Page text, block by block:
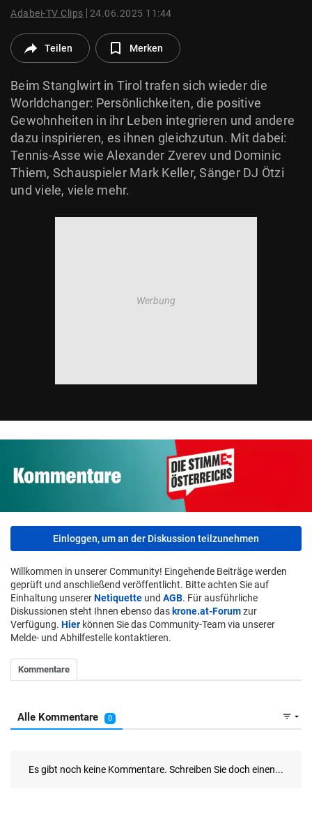
© Krone Multimedia GmbH & Co KG 2026
Adabei-TV Clips 24.06.2025 11:44
Teilen Merken
Beim Stanglwirt in Tirol trafen sich wieder die
Worldchanger: Persönlichkeiten, die positive
Gewohnheiten in ihr Leben integrieren und andere
dazu inspirieren, es ihnen gleichzutun. Mit dabei:
Tennis-Asse wie Alexander Zverev und Dominic
Thiem, Schauspieler Mark Keller, Sänger DJ Ötzi
und viele, viele mehr.
Einloggen, um an der Diskussion teilzunehmen
Willkommen in unserer Community! Eingehende Beiträge werden
geprüft und anschließend veröffentlicht. Bitte achten Sie auf
Einhaltung unsererNetiquette und AGB. Für ausführliche
Diskussionen steht Ihnen ebenso das krone.at-Forumzur
Verfügung. Hier können Sie das Community-Team via unserer
Melde- und Abhilfestelle kontaktieren.